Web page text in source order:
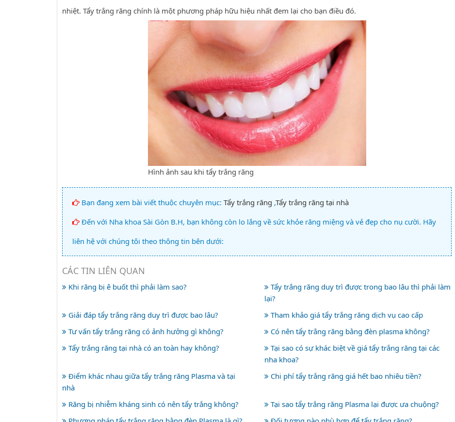
nhiệt. Tẩy trắng răng chính là một phương pháp hữu hiệu nhất đem lại cho bạn điều đó.
Hình ảnh sau khi tẩy trắng răng
Bạn đang xem bài viết thuộc chuyên mục: Tẩy trắng răng ,Tẩy trắng răng tại nhà
Đến với Nha khoa Sài Gòn B.H, bạn không còn lo lắng về sức khỏe răng miệng và vẻ đẹp cho nụ cười. Hãy
liên hệ với chúng tôi theo thông tin bên dưới:
CÁC TIN LIÊN QUAN
Khi răng bị ê buốt thì phải làm sao?
Tẩy trắng răng duy trì được trong bao lâu thì phải làm
lại?
Giải đáp tẩy trắng răng duy trì được bao lâu?
Tham khảo giá tẩy trắng răng dịch vụ cao cấp
Tư vấn tẩy trắng răng có ảnh hưởng gì không?
Có nên tẩy trắng răng bằng đèn plasma không?
Tẩy trắng răng tại nhà có an toàn hay không?
Tại sao có sự khác biệt về giá tẩy trắng răng tại các
nha khoa?
Điểm khác nhau giữa tẩy trắng răng Plasma và tại
nhà
Chi phí tẩy trắng răng giá hết bao nhiêu tiền?
Răng bị nhiễm kháng sinh có nên tẩy trắng không?
Tại sao tẩy trắng răng Plasma lại được ưa chuộng?